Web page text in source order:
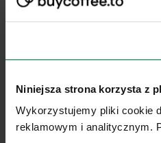
Niniejsza strona korzysta z
Wykorzystujemy pliki cookie
reklamowym i analitycznym.